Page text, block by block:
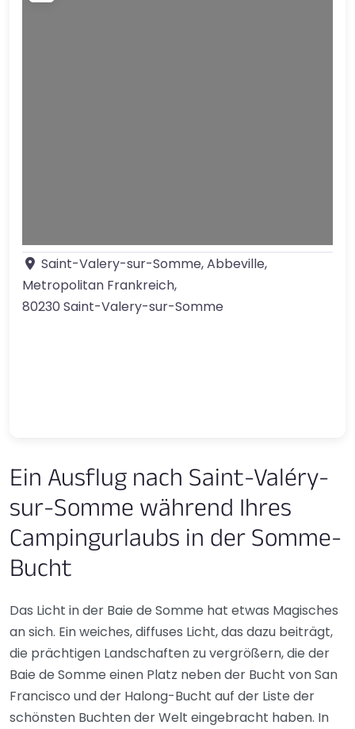
Saint-Valery-sur-Somme, Abbeville,
Metropolitan Frankreich,
80230 Saint-Valery-sur-Somme
Ein Ausflug nach Saint-Valéry-
sur-Somme während Ihres
Campingurlaubs in der Somme-
Bucht
Das Licht in der Baie de Somme hat etwas Magisches
an sich. Ein weiches, diffuses Licht, das dazu beiträgt,
die prächtigen Landschaften zu vergrößern, die der
Baie de Somme einen Platz neben der Bucht von San
Francisco und der Halong-Bucht auf der Liste der
schönsten Buchten der Welt eingebracht haben. In